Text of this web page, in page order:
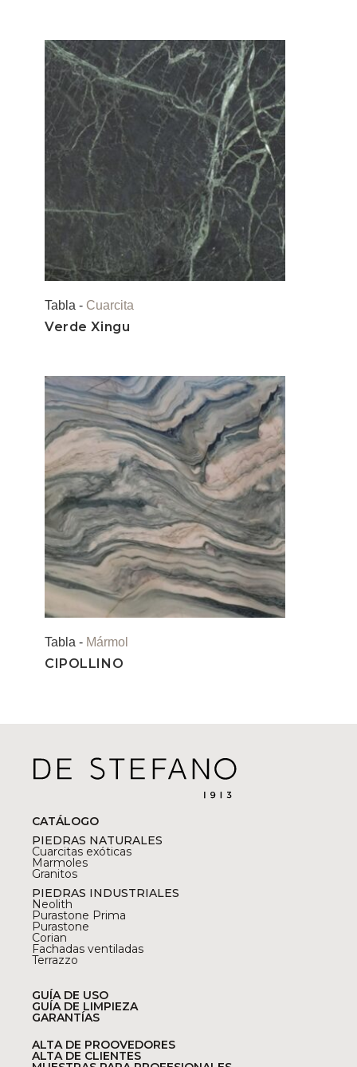
Tabla - Cuarcita
Verde Xingu
Tabla - Mármol
CIPOLLINO
CATÁLOGO
PIEDRAS NATURALES
Cuarcitas exóticas
Marmoles
Granitos
PIEDRAS INDUSTRIALES
Neolith
Purastone Prima
Purastone
Corian
Fachadas ventiladas
Terrazzo
GUÍA DE USO
GUÍA DE LIMPIEZA
GARANTÍAS
ALTA DE PROOVEDORES
ALTA DE CLIENTES